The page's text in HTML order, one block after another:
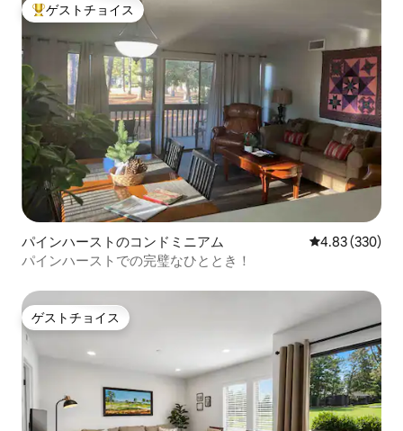
大好評のゲストチョイスです。
ゲストチョイス
パインハーストのコンドミニアム レビュー330
4.83 (330)
パインハーストでの完璧なひととき！
ゲストチョイス
ゲストチョイス